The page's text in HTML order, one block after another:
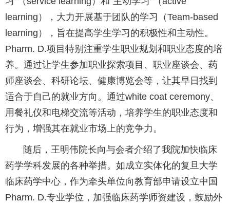
learning），大力开展基于团队的学习（Team-based
learning），旨在提高学生学习的积极性和主动性。
Pharm. D.项目特别注重学生职业规划和职业态度的培
养。通过让学生参加职业探索项目、职业座谈会、药
师座谈会、科研论坛、健康博览会等，让其早日找到
适合于自己的就业方向。通过white coat ceremony、
用餐礼仪和电梯交流等活动，培养学生的职业态度和
行为，增强其在就业市场上的竞争力。
随后，王明伟院长向与会者介绍了我院加快临床
药学学科发展的各种举措。如成立实体化的复旦大学
临床药学中心，作为牵头单位向教育部申请设立中国
Pharm. D.专业学位，加强临床药学师资建设，鼓励外